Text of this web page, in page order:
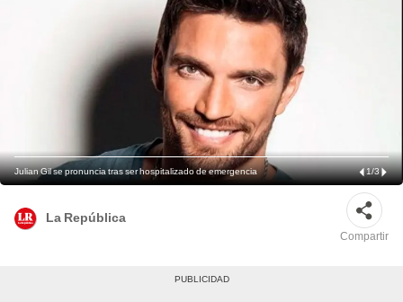
Julian Gil se pronuncia tras ser hospitalizado de emergencia 1/3
La República
Compartir